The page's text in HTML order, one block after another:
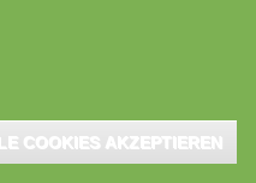
behalten und abrufen
COOKIES AKZEPTIEREN